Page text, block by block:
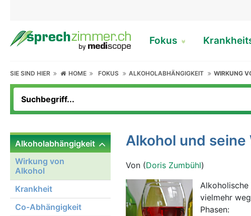
Fokus
SIE SIND HIER HOME FOKUS ALKOHOLABHÄNGIGKEIT WIRKUNG
Alkoholabhängigkeit
Wirkung von
Alkohol
Krankheit
Co-Abhängigkeit
Alkohol und
Von (Doris Zumbühl)
Alkoholische
vielmehr
Phasen: